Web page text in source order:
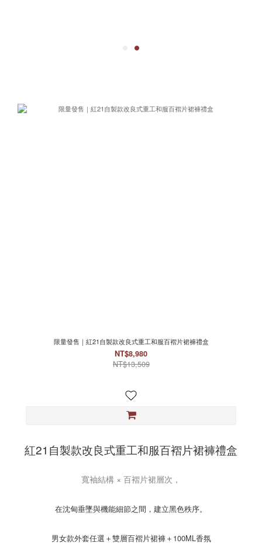
限量發售｜紅21自製款改良式重工和服百褶片裙褲禮盒
NT$8,980
NT$13,509
紅21自製款改良式重工和服百褶片裙褲禮盒
寬袖結構 × 百褶片裙層次，
在沈甸垂墜與機能細節之間，建立黑色秩序。
男女款外套任選＋雙層百褶片裙褲＋100ML香氛